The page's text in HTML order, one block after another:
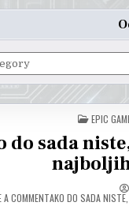
POSTED
IN
EPIC
do sada
A COMMENTON
AKO DO SADA